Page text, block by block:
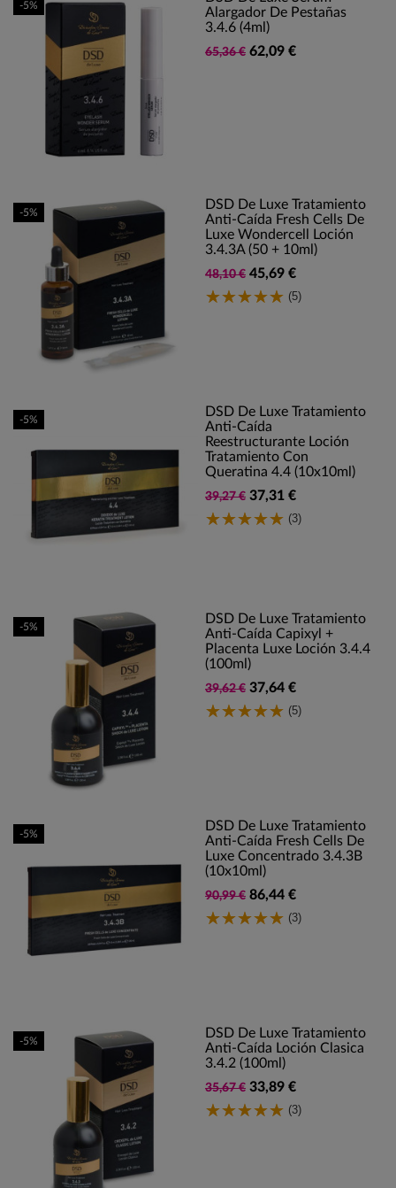
Alargador De Pestañas
3.4.6 (4ml)
65,36 € 62,09 €
-5%
DSD De Luxe Tratamiento
Anti-Caída Fresh Cells De
Luxe Wondercell Loción
3.4.3A (50 + 10ml)
48,10 € 45,69 €
(5)
-5%
DSD De Luxe Tratamiento
Anti-Caída
Reestructurante Loción
Tratamiento Con
Queratina 4.4 (10x10ml)
39,27 € 37,31 €
(3)
-5%
DSD De Luxe Tratamiento
Anti-Caída Capixyl +
Placenta Luxe Loción 3.4.4
(100ml)
39,62 € 37,64 €
(5)
-5%
DSD De Luxe Tratamiento
Anti-Caída Fresh Cells De
Luxe Concentrado 3.4.3B
(10x10ml)
90,99 € 86,44 €
(3)
-5%
DSD De Luxe Tratamiento
Anti-Caída Loción Clasica
3.4.2 (100ml)
35,67 € 33,89 €
(3)
-5%